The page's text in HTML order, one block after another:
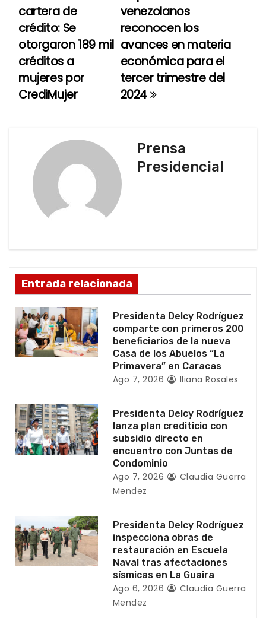
a
v
e
g
e
n
t
r
d
a
s
venezolanos
reconocen los
avances en materia
económica para el
tercer trimestre del
2024
cartera de
crédito: Se
otorgaron 189 mil
créditos a
mujeres por
CrediMujer
Prensa
Presidencial
Entrada relacionada
Presidenta Delcy Rodríguez
comparte con primeros 200
beneficiarios de la nueva
Casa de los Abuelos “La
Primavera” en Caracas
Ago 7, 2026 Iliana Rosales
Presidenta Delcy Rodríguez
lanza plan crediticio con
subsidio directo en
encuentro con Juntas de
Condominio
Ago 7, 2026
Claudia Guerra
Mendez
Presidenta Delcy Rodríguez
inspecciona obras de
restauración en Escuela
Naval tras afectaciones
sísmicas en La Guaira
Ago 6, 2026
Claudia Guerra
Mendez